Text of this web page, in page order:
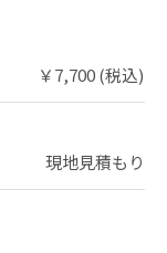
￥7,700 (税込)
現地見積もり